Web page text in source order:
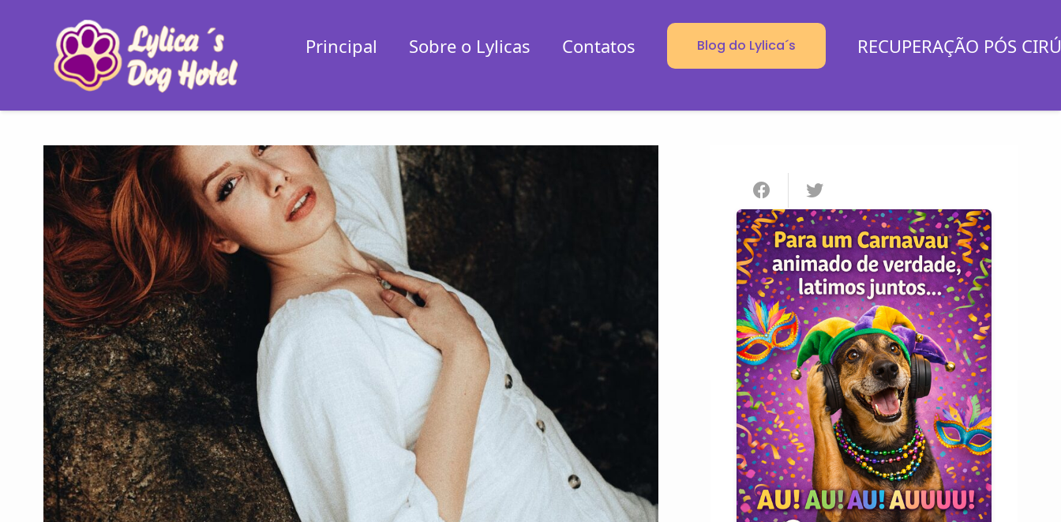
Principal Sobre o Lylicas Contatos Blog do Lylica´s RECUPERAÇÃO PÓS